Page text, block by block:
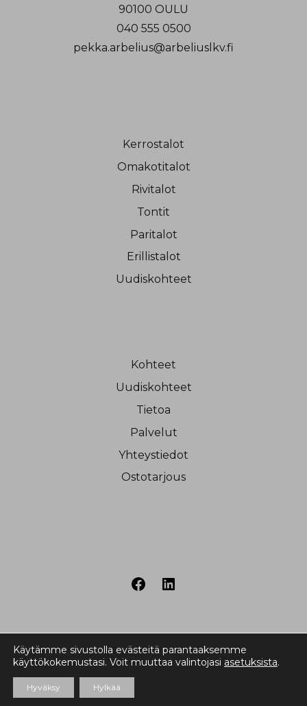
90100 OULU
040 555 0500
pekka.arbelius@arbeliuslkv.fi
Kerrostalot
Omakotitalot
Rivitalot
Tontit
Paritalot
Erillistalot
Uudiskohteet
Kohteet
Uudiskohteet
Tietoa
Palvelut
Yhteystiedot
Ostotarjous
© 2026 Kiinteistövälitys Arbelius LKV.
Käytämme sivustolla evästeitä parantaaksemme
käyttökokemustasi. Voit muuttaa valintojasi asetuksista.
Hyväksy Hylkää